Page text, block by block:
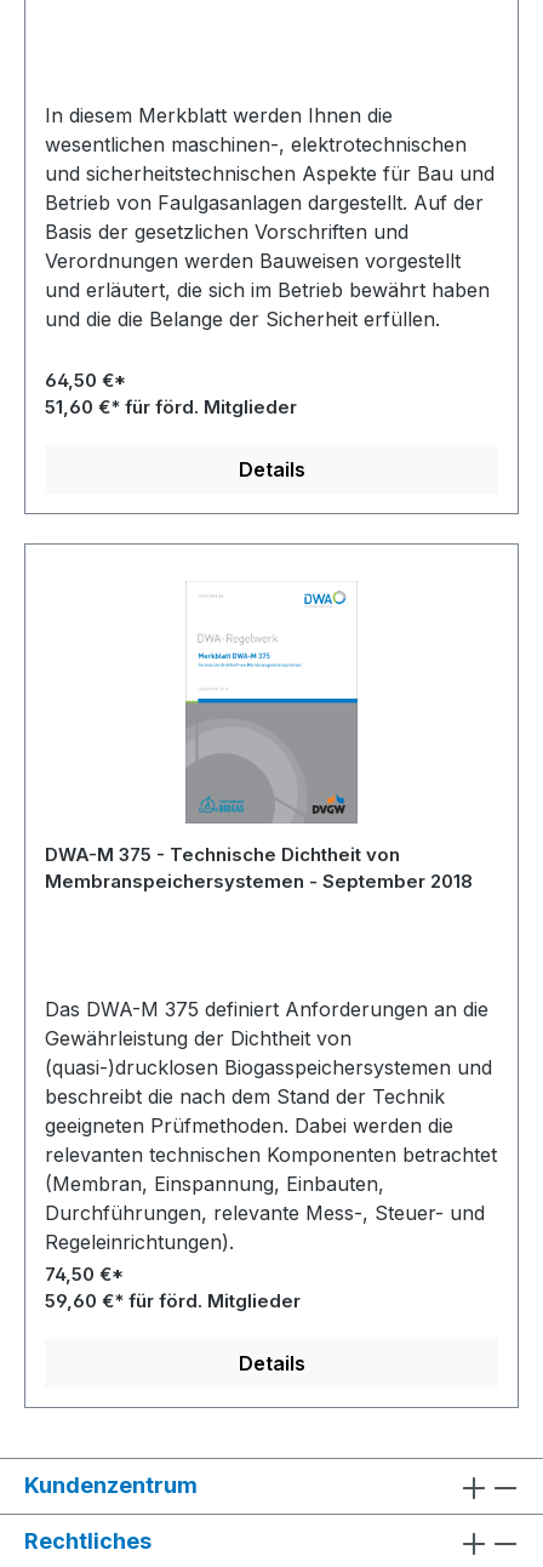
In diesem Merkblatt werden Ihnen die
wesentlichen maschinen-, elektrotechnischen
und sicherheitstechnischen Aspekte für Bau und
Betrieb von Faulgasanlagen dargestellt. Auf der
Basis der gesetzlichen Vorschriften und
Verordnungen werden Bauweisen vorgestellt
und erläutert, die sich im Betrieb bewährt haben
und die die Belange der Sicherheit erfüllen.
64,50 €*
51,60 €* für förd. Mitglieder
Details
DWA-M 375 - Technische Dichtheit von
Membranspeichersystemen - September 2018
Das DWA-M 375 definiert Anforderungen an die
Gewährleistung der Dichtheit von
(quasi-)drucklosen Biogasspeichersystemen und
beschreibt die nach dem Stand der Technik
geeigneten Prüfmethoden. Dabei werden die
relevanten technischen Komponenten betrachtet
(Membran, Einspannung, Einbauten,
Durchführungen, relevante Mess-, Steuer- und
Regeleinrichtungen).
74,50 €*
59,60 €* für förd. Mitglieder
Details
Kundenzentrum
Rechtliches